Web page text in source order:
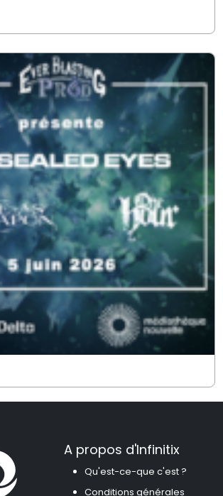
A propos d'Infinitix
Qu'est-ce-que c'est ?
Conditions générales